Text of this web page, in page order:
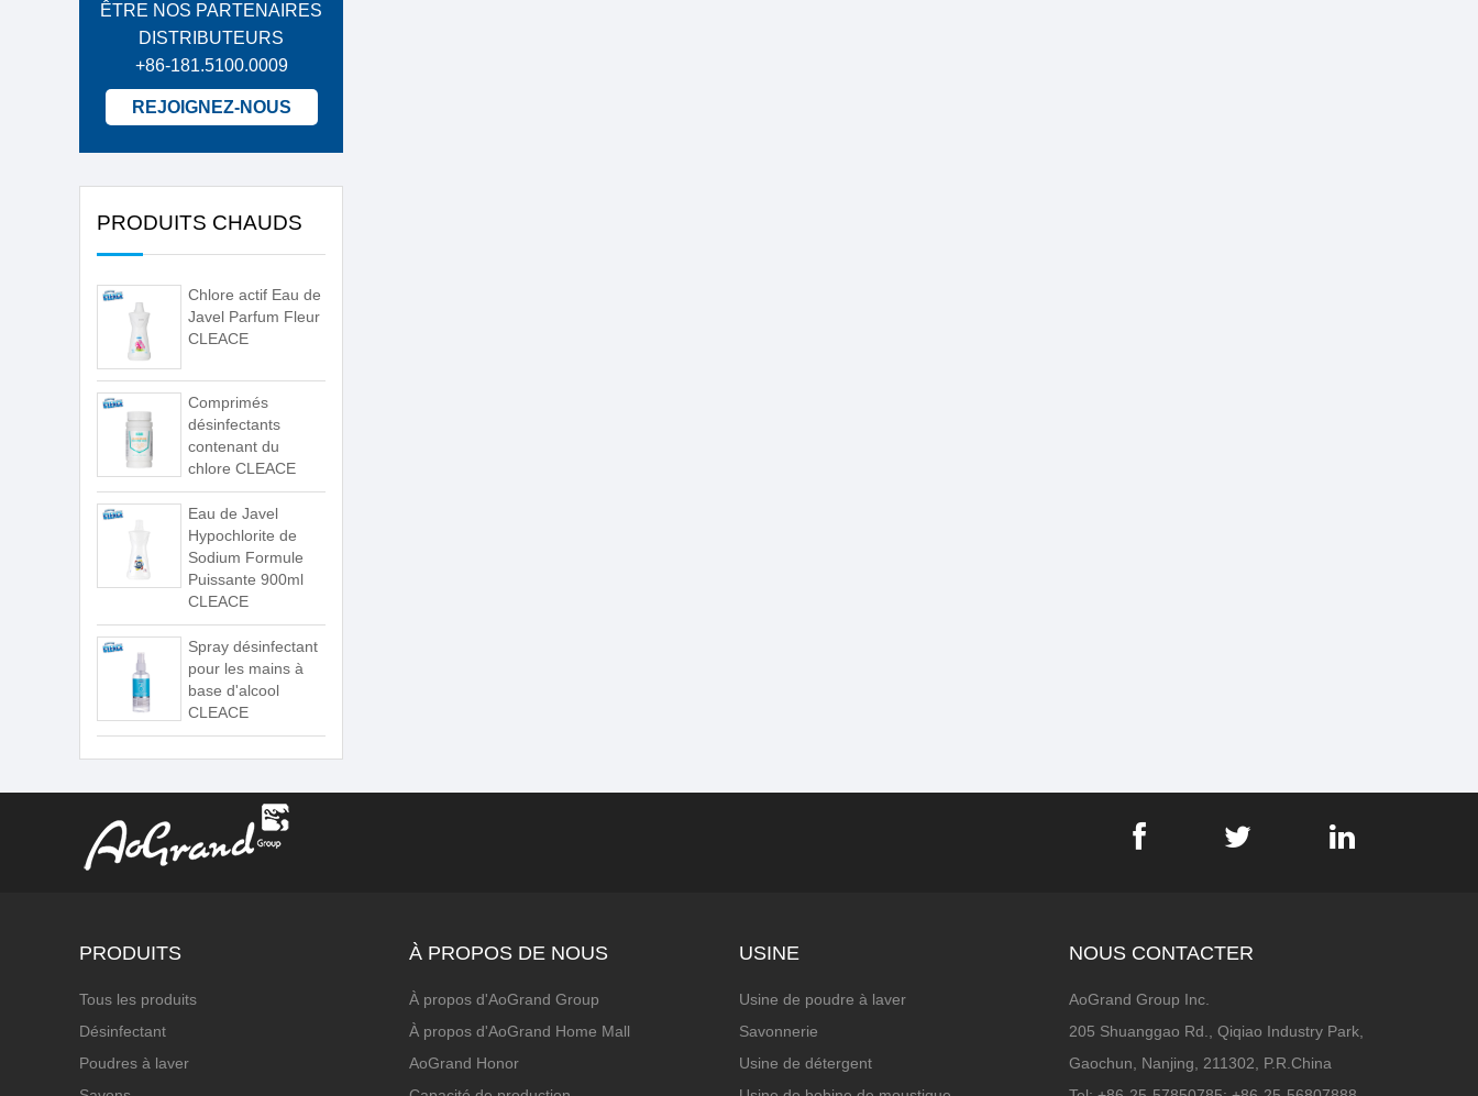
ÊTRE NOS PARTENAIRES
DISTRIBUTEURS
+86-181.5100.0009
REJOIGNEZ-NOUS
PRODUITS CHAUDS
Chlore actif Eau de
Javel Parfum Fleur
CLEACE
Comprimés
désinfectants
contenant du
chlore CLEACE
Eau de Javel
Hypochlorite de
Sodium Formule
Puissante 900ml
CLEACE
Spray désinfectant
pour les mains à
base d'alcool
CLEACE
PRODUITS
Tous les produits
Désinfectant
Poudres à laver
À PROPOS DE NOUS
À propos d'AoGrand Group
À propos d'AoGrand Home Mall
AoGrand Honor
USINE
Usine de poudre à laver
Savonnerie
Usine de détergent
NOUS CONTACTER
AoGrand Group Inc.
205 Shuanggao Rd., Qiqiao Industry Park,
Gaochun, Nanjing, 211302, P.R.China